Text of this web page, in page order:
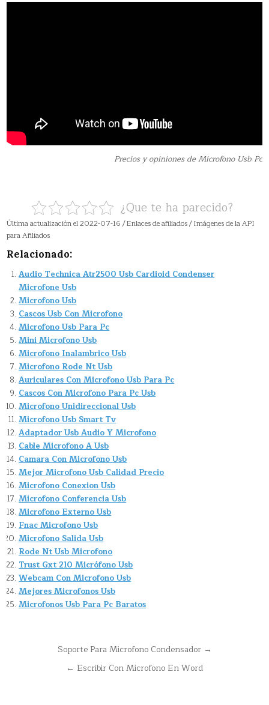
Precios y opiniones de Microfono Usb Pc
¿Que te ha parecido?
Última actualización el 2022-07-16 / Enlaces de afiliados / Imágenes de la API
para Afiliados
Relacionado:
Audio Technica Atr2500 Usb Cardioid Condenser
Microfone Usb
Microfono Usb
Cascos Usb Con Microfono
Microfono Usb Para Pc
Mini Microfono Usb
Microfono Inalambrico Usb
Microfono Rode Nt Usb
Auriculares Con Microfono Usb Para Pc
Cascos Con Microfono Para Pc Usb
Microfono Unidireccional Usb
Microfono Usb Smart Tv
Adaptador Usb Audio Y Microfono
Cable Microfono A Usb
Camara Con Microfono Usb
Mejor Microfono Usb Calidad Precio
Microfono Conexion Usb
Microfono Conferencia Usb
Microfono Externo Usb
Fnac Microfono Usb
Microfono Salida Usb
Rode Nt Usb Microfono
Trust Gxt 210 Micrófono Usb
Webcam Con Microfono Usb
Mejores Microfonos Usb
Microfonos Usb Para Pc Baratos
NavegaciónSoporte Para Microfono Condensador →
← Escribir Con Microfono En Word